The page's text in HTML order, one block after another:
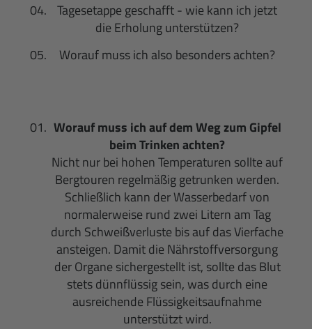
Tagesetappe geschafft - wie kann ich jetzt
die Erholung unterstützen?
Worauf muss ich also besonders achten?
Worauf muss ich auf dem Weg zum Gipfel
beim Trinken achten?
Nicht nur bei hohen Temperaturen sollte auf
Bergtouren regelmäßig getrunken werden.
Schließlich kann der Wasserbedarf von
normalerweise rund zwei Litern am Tag
durch Schweißverluste bis auf das Vierfache
ansteigen. Damit die Nährstoffversorgung
der Organe sichergestellt ist, sollte das Blut
stets dünnflüssig sein, was durch eine
ausreichende Flüssigkeitsaufnahme
unterstützt wird.